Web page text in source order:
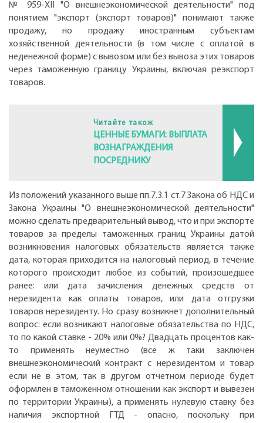
№ 959-XІІ "О внешнеэкономической деятельности" под
понятием "экспорт (экспорт товаров)" понимают также
продажу, но продажу иностранным субъектам
хозяйственной деятельности (в том числе с оплатой в
неденежной форме) с вывозом или без вывоза этих товаров
через таможенную границу Украины, включая реэкспорт
товаров.
Читайте також
ЦЕННЫЕ БУМАГИ: ВЫПЛАТА
ВОЗНАГРАЖДЕНИЯ
ПОСРЕДНИКУ
Из положений указанного выше пп.7.3.1 ст.7 Закона об НДС и
Закона Украины "О внешнеэкономической деятельности"
можно сделать предварительный вывод, что и при экспорте
товаров за пределы таможенных границ Украины датой
возникновения налоговых обязательств является также
дата, которая приходится на налоговый период, в течение
которого происходит любое из событий, произошедшее
ранее: или дата зачисления денежных средств от
нерезидента как оплаты товаров, или дата отгрузки
товаров нерезиденту. Но сразу возникнет дополнительный
вопрос: если возникают налоговые обязательства по НДС,
то по какой ставке - 20% или 0%? Двадцать процентов как-
то применять неуместно (все ж таки заключен
внешнеэкономический контракт с нерезидентом и товар
если не в этом, так в другом отчетном периоде будет
оформлен в таможенном отношении как экспорт и вывезен
по территории Украины), а применять нулевую ставку без
наличия экспортной ГТД - опасно, поскольку при